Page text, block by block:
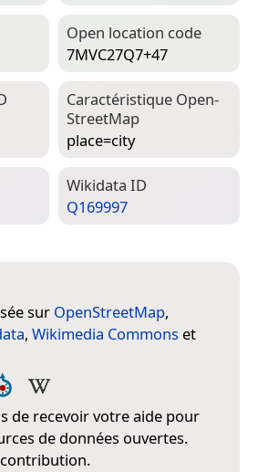
Open location code
7MVC27Q7+47
Caractéristique Open­
Street­Map
place=­city
Wiki­data ID
Q169997
sur OpenStreetMap,
, Wikimedia Commons et
de recevoir votre aide pour
de données ouvertes.